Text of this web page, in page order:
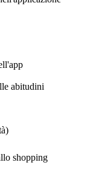
abitudini
shopping